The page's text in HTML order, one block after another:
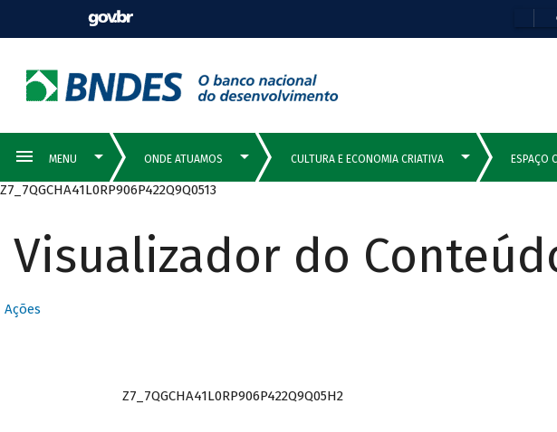
Z7_7QGCHA41L0RP906P422Q9Q0513
Visualizador do
Ações
Z7_7QGCHA41L0RP906P422Q9Q05H2